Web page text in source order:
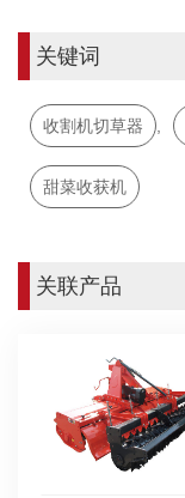
关键词
收割机切草器 ,
甜菜收获机
关联产品